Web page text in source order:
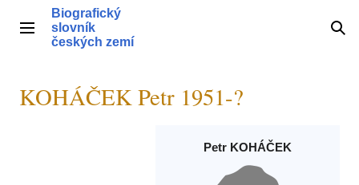
obsahHlavní menu
Biografický
slovník
českých zemí
KOHÁČEK Petr 1951-?
Petr KOHÁČEK